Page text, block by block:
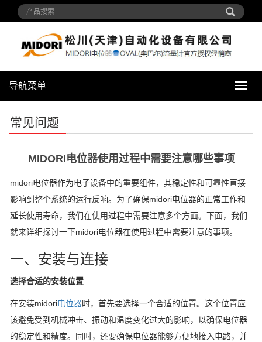
导
导航菜单
常见问题
MIDORI电位器使用过程中需要注意哪些事项
midori电位器作为电子设备中的重要组件，其稳定性和可靠性直接
影响到整个系统的运行反响。为了确保midori电位器的正常工作和
延长使用寿命，我们在使用过程中需要注意多个方面。下面，我们
就来详细探讨一下midori电位器在使用过程中需要注意的事项。
一、安装与连接
选择合适的安装位置
在安装midori电位器时，首先要选择一个合适的位置。这个位置应
该避免受到机械冲击、振动和温度变化过大的影响，以确保电位器
的稳定性和精度。同时，还要确保电位器能够方便地接入电路，并